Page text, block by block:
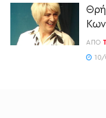
ΑΠΌ